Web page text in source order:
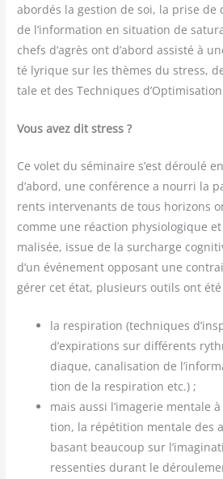
abor­dés la ges­tion de soi, la prise de
de l’information en situa­tion de
chefs d’agrès ont d’abord assis­té à
té lyrique sur les thèmes du stress,
tale et des Tech­niques
Vous avez dit stress ?
Ce volet du sémi­naire s’est dérou­lé
d’a­bord, une confé­rence a nour­ri la
rents inter­ve­nants de tous hori­zons
comme une réac­tion phy­sio­lo­gique
ma­li­sée, issue de la sur­charge
d’un évé­ne­ment oppo­sant une
gérer cet état, plu­sieurs outils ont
la res­pi­ra­tion (tech­niques
d’expirations sur dif­fé­rents
diaque, cana­li­sa­tion de
tion de la res­pi­ra­tion etc.) ;
mais aus­si l’imagerie men­tale
tion, la répé­ti­tion men­tale des
basant beau­coup sur
res­sen­ties durant le